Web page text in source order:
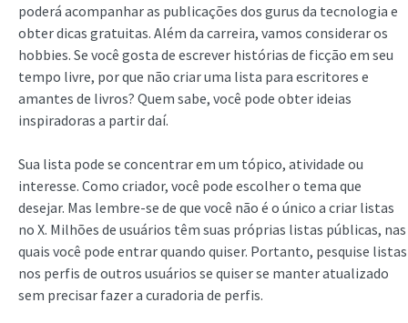
poderá acompanhar as publicações dos gurus da tecnologia e
obter dicas gratuitas. Além da carreira, vamos considerar os
hobbies. Se você gosta de escrever histórias de ficção em seu
tempo livre, por que não criar uma lista para escritores e
amantes de livros? Quem sabe, você pode obter ideias
inspiradoras a partir daí.
Sua lista pode se concentrar em um tópico, atividade ou
interesse. Como criador, você pode escolher o tema que
desejar. Mas lembre-se de que você não é o único a criar listas
no X. Milhões de usuários têm suas próprias listas públicas, nas
quais você pode entrar quando quiser. Portanto, pesquise listas
nos perfis de outros usuários se quiser se manter atualizado
sem precisar fazer a curadoria de perfis.